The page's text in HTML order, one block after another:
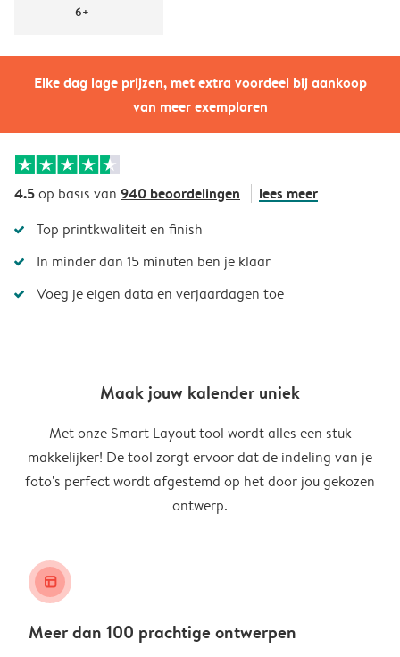
Elke dag lage prijzen, met extra voordeel bij aankoop
van meer exemplaren
6+
4.5op basis van 940 beoordelingen lees meer
Top printkwaliteit en finish
In minder dan 15 minuten ben je klaar
Voeg je eigen data en verjaardagen toe
Maak jouw kalender uniek
Met onze Smart Layout tool wordt alles een stuk
makkelijker! De tool zorgt ervoor dat de indeling van je
foto's perfect wordt afgestemd op het door jou gekozen
ontwerp.
layout_alt
Meer dan 100 prachtige ontwerpen